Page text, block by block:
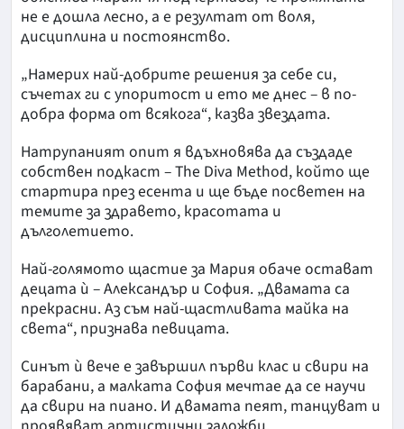
не е дошла лесно, а е резултат от воля,
дисциплина и постоянство.
„Намерих най-добрите решения за себе си,
съчетах ги с упоритост и ето ме днес – в по-
добра форма от всякога“, казва звездата.
Натрупаният опит я вдъхновява да създаде
собствен подкаст – The Diva Method, който ще
стартира през есента и ще бъде посветен на
темите за здравето, красотата и
дълголетието.
Най-голямото щастие за Мария обаче остават
децата ѝ – Александър и София. „Двамата са
прекрасни. Аз съм най-щастливата майка на
света“, признава певицата.
Синът ѝ вече е завършил първи клас и свири на
барабани, а малката София мечтае да се научи
да свири на пиано. И двамата пеят, танцуват и